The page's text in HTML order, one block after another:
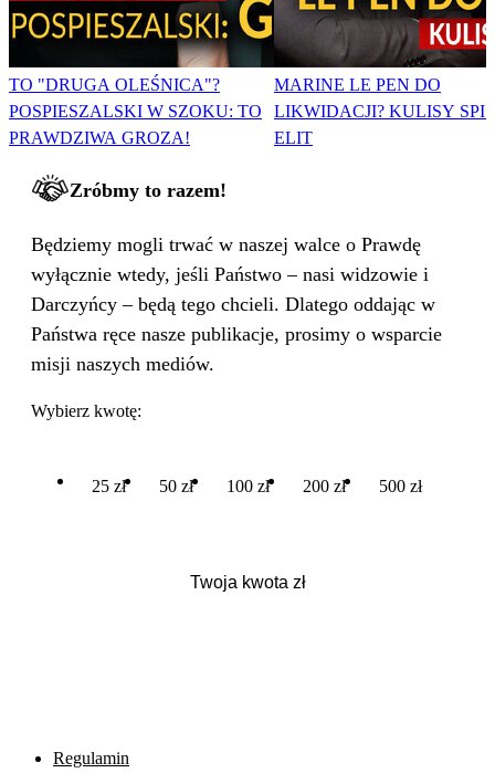
TO "DRUGA OLEŚNICA"?
POSPIESZALSKI W SZOKU: TO
PRAWDZIWA GROZA!
MARINE LE PEN DO
LIKWIDACJI? KULISY
ELIT
Zróbmy to razem!
Będziemy mogli trwać w naszej walce o Prawdę
wyłącznie wtedy, jeśli Państwo – nasi widzowie i
Darczyńcy – będą tego chcieli. Dlatego oddając w
Państwa ręce nasze publikacje, prosimy o wsparcie
misji naszych mediów.
Wybierz kwotę:
25 zł 50 zł 100 zł 200 zł 500 zł
Regulamin